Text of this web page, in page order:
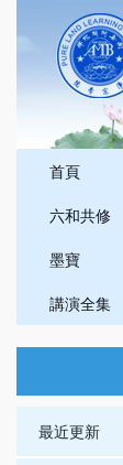
首頁
六和共修
墨寶
講演全集
最近更新